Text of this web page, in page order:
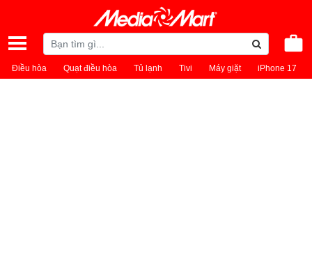
Điều hòa Quạt điều hòa Tủ lạnh Tivi Máy giặt iPhone 17